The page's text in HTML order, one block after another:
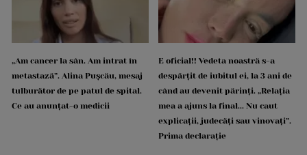
„Am cancer la sân. Am intrat în
metastază”. Alina Pușcău, mesaj
tulburător de pe patul de spital.
Ce au anunțat-o medicii
E oficial!! Vedeta noastră s-a
despărțit de iubitul ei, la 3 ani de
când au devenit părinți. „Relația
mea a ajuns la final... Nu caut
explicații, judecăți sau vinovați”.
Prima declarație